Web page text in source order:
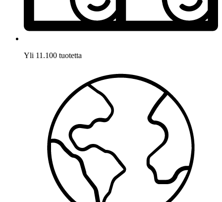
Yli 11.100 tuotetta